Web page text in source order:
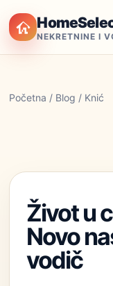
NEKRETNINE I
Početna / Blog / Knić
Život u
Novo
vodič